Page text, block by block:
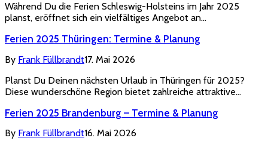
Während Du die Ferien Schleswig-Holsteins im Jahr 2025
planst, eröffnet sich ein vielfältiges Angebot an…
Ferien 2025 Thüringen: Termine & Planung
By Frank Füllbrandt17. Mai 2026
Planst Du Deinen nächsten Urlaub in Thüringen für 2025?
Diese wunderschöne Region bietet zahlreiche attraktive…
Ferien 2025 Brandenburg – Termine & Planung
By Frank Füllbrandt16. Mai 2026